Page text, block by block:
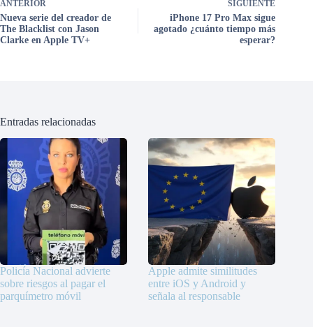
ANTERIOR
Nueva serie del creador de
The Blacklist con Jason
Clarke en Apple TV+
SIGUIENTE
iPhone 17 Pro Max sigue
agotado ¿cuánto tiempo más
esperar?
Entradas relacionadas
Policía Nacional advierte
sobre riesgos al pagar el
parquímetro móvil
Apple admite similitudes
entre iOS y Android y
señala al responsable